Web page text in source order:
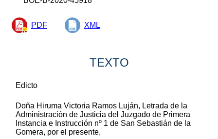
PDF XML
TEXTO
Edicto
Doña Hiruma Victoria Ramos Luján, Letrada de la
Administración de Justicia del Juzgado de Primera
Instancia e Instrucción nº 1 de San Sebastián de la
Gomera, por el presente,